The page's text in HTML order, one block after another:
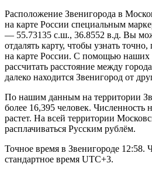
Расположение Звенигорода в
на карте России специальным
— 55.73135 с.ш., 36.8552 в.д. Вы
отдалять карту, чтобы узнать
на карте России. С помощью
рассчитать расстояние между
далеко находится Звенигород от
По нашим данным на территории
более 16,395 человек. Численность
растет. На всей территории
расплачиваться Русским рублём.
Точное время в Звенигороде 12:58.
стандартное время UTC+3.